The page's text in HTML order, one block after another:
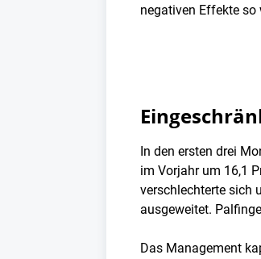
negativen Effekte
In den ersten drei
im Vorjahr um 16,1
verschlechterte sich
ausgeweitet.
Das Management